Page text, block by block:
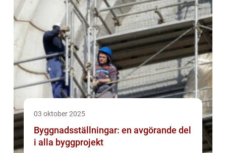
03 oktober 2025
Byggnadsställningar: en avgörande del
i alla byggprojekt